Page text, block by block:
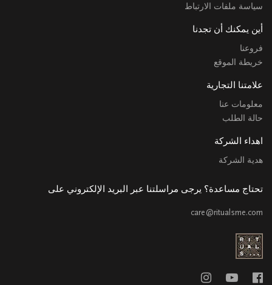
سياسة ملفات الارتباط
أين يمكنك أن تجدنا
فروعنا
خريطة الموقع
علامتنا التجارية
معلومات عنا
حالة الطلب
اهداء الشركة
هدية الشركة
تحتاج مساعدة؟ يرجى مراسلتنا عبر البريد الإلكتروني على
care@ritualsme.com